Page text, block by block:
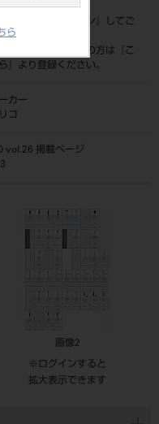
ら
価格
ログイン
』してご
ださい。
ット会員登録がまだの方は『
こ
』より登録ください。
カー
コ
vol.26 掲載ページ
画像2
※ログインすると
拡大表示できます